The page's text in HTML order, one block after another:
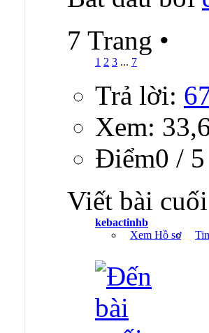
7 Trang •
1 2 3 ... 7
Trả lời:
Xem:
Ðiểm0 / 5
Viết bài
kebactinhb
Xem Hồ sơ